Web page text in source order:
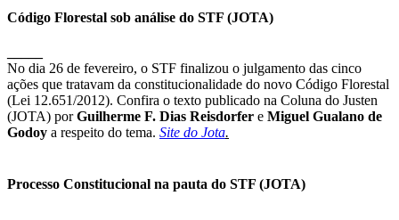
Código Florestal sob análise do STF (JOTA)
No dia 26 de fevereiro, o STF finalizou o julgamento das cinco
ações que tratavam da constitucionalidade do novo Código Florestal
(Lei 12.651/2012). Confira o texto publicado na Coluna do Justen
(JOTA) porGuilherme F. Dias Reisdorfer e Miguel Gualano de
Godoy a respeito do tema. Site do Jota.
Processo Constitucional na pauta do STF (JOTA)